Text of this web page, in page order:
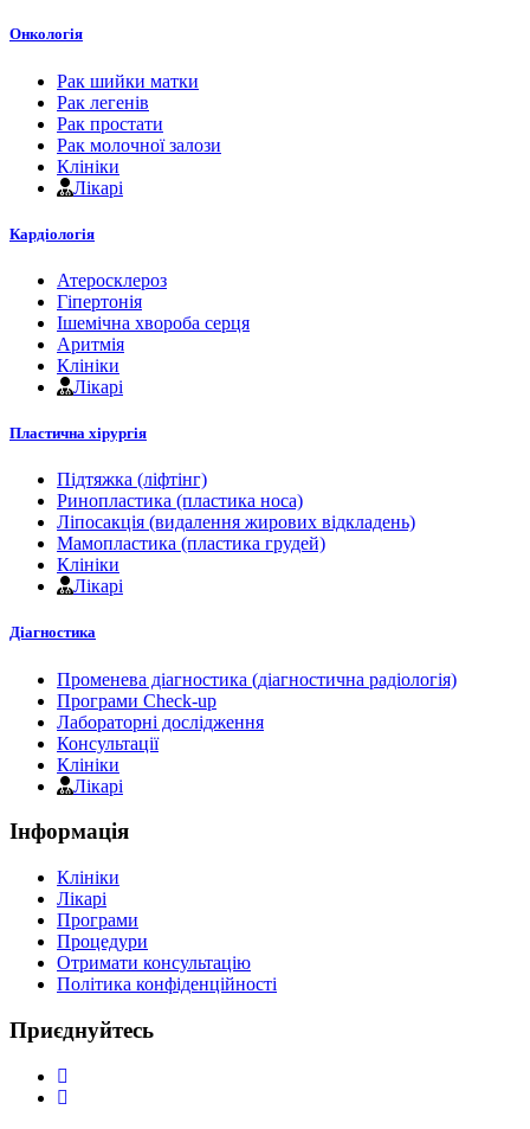
Онкологія
Рак шийки матки
Рак легенів
Рак простати
Рак молочної залози
Клініки
Лікарі
Кардіологія
Атеросклероз
Гіпертонія
Ішемічна хвороба серця
Аритмія
Клініки
Лікарі
Пластична хірургія
Підтяжка (ліфтінг)
Ринопластика (пластика носа)
Ліпосакція (видалення жирових відкладень)
Мамопластика (пластика грудей)
Клініки
Лікарі
Діагностика
Променева діагностика (діагностична радіологія)
Програми Check-up
Лабораторні дослідження
Консультації
Клініки
Лікарі
Інформація
Клініки
Лікарі
Програми
Процедури
Отримати консультацію
Політика конфіденційності
Приєднуйтесь